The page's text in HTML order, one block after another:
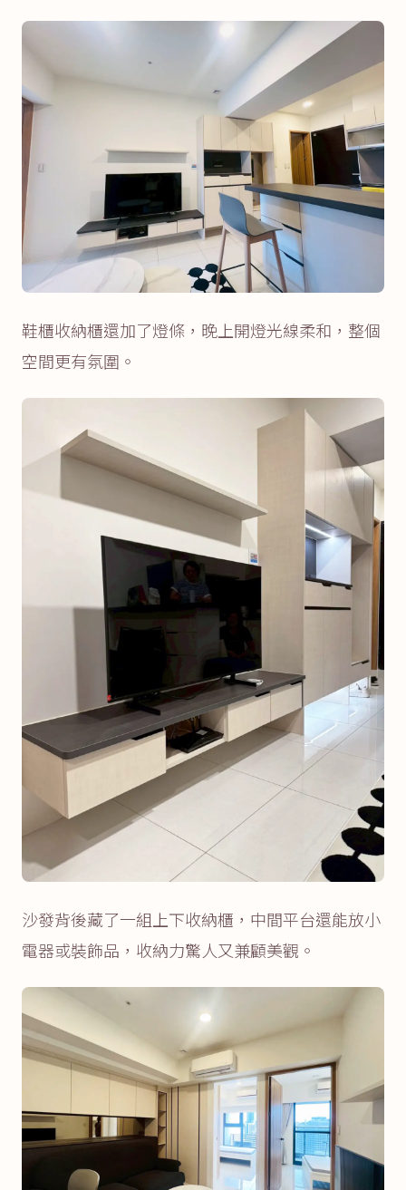
鞋櫃收納櫃還加了燈條，晚上開燈光線柔和，整個
空間更有氛圍。
沙發背後藏了一組上下收納櫃，中間平台還能放小
電器或裝飾品，收納力驚人又兼顧美觀。